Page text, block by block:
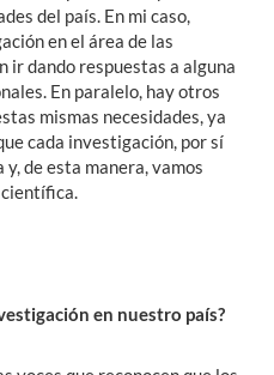
del país. En mi caso,
en el área de las
ir dando respuestas a alguna
En paralelo, hay otros
mismas necesidades, ya
cada investigación, por sí
de esta manera, vamos
científica.
en nuestro país?